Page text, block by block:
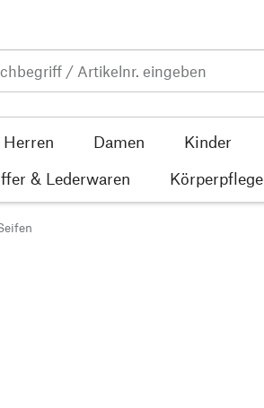
Herren Damen Kinder
& Lederwaren Körperpflege